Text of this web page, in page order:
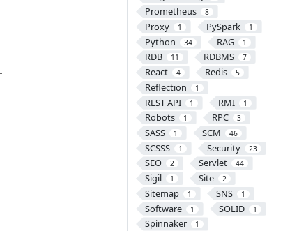
Prometheus 8
Proxy 1 PySpark 1
Python 34 RAG 1
RDB 11 RDBMS 7
React 4 Redis 5
Reflection 1
REST API 1 RMI 1
Robots 1 RPC 3
SASS 1 SCM 46
SCSSS 1 Security 23
SEO 2 Servlet 44
Sigil 1 Site 2
Sitemap 1 SNS 1
Software 1 SOLID 1
Spinnaker 1